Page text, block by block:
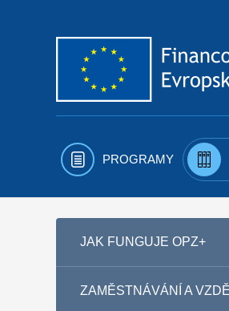
PROGRAMY
JAK FUNGUJE OPZ+
ZAMĚSTNÁVÁNÍ A